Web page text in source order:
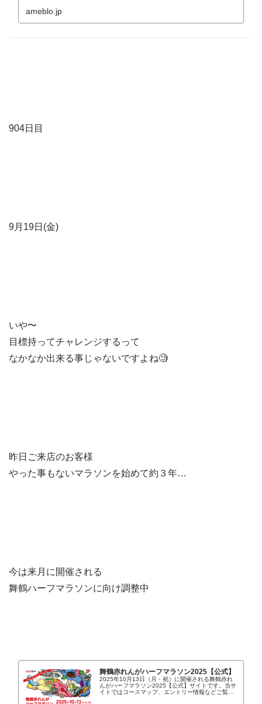
ameblo.jp
904日目
9月19日(金)
いや〜
目標持ってチャレンジするって
なかなか出来る事じゃないですよね🧐
昨日ご来店のお客様
やった事もないマラソンを始めて約３年…
今は来月に開催される
舞鶴ハーフマラソンに向け調整中
舞鶴赤れんがハーフマラソン2025【公式】
2025年10月13日（月・祝）に開催される舞鶴赤れ
んがハーフマラソン2025【公式】サイトです。当サ
イトではコースマップ、エントリー情報などご覧い